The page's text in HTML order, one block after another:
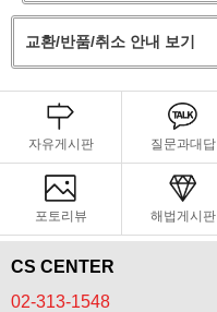
교환/반품/취소 안내 보기
자유게시판 질문과대답
포토리뷰 해법게시판
CS CENTER
02-313-1548